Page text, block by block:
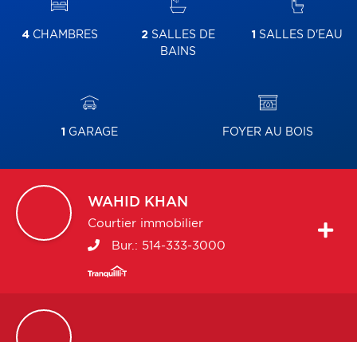
4CHAMBRES 2 SALLES DE
BAINS
1 SALLES D'EAU
1 GARAGE FOYER AU BOIS
WAHID KHAN
Courtier immobilier
Bur.: 514-333-3000